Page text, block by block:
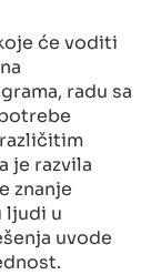
će voditi
radu sa
je razvila
znanje
ljudi u
uvode